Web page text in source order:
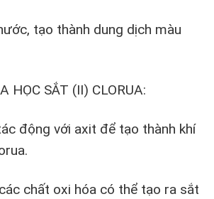
tạo thành dung dịch màu
HỌC SẮT (II) CLORUA:
động với axit để tạo thành khí
chất oxi hóa có thể tạo ra sắt